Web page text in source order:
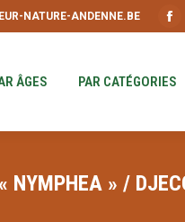
NATURE-ANDENNE.BE
ÂGES PAR CATÉGORIES
NYMPHEA » /
PAR ÂGES PAR